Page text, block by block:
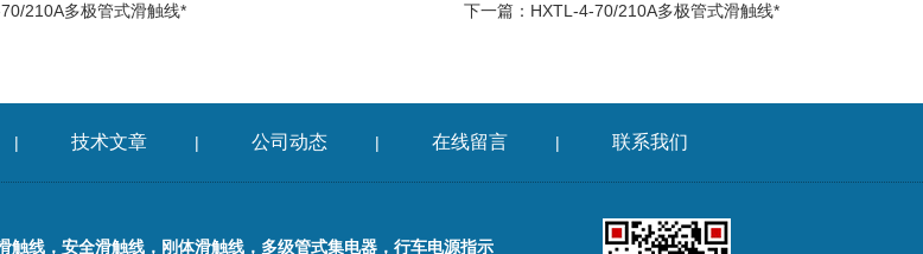
210A多极管式滑触线* 下一篇： HXTL-4-70/210A多极管式滑触线*
| 技术文章 | 公司动态 | 在线留言 | 联系我们
触线，安全滑触线，刚体滑触线，多级管式集电器，行车电源指示